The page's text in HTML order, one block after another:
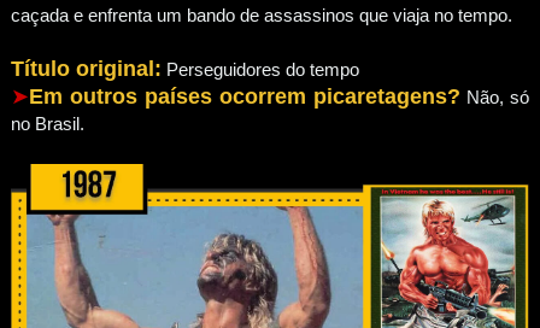
caçada e enfrenta um bando de assassinos que viaja no tempo.
Título original: Perseguidores do tempo
➤Em outros países ocorrem picaretagens? Não, só
no Brasil.